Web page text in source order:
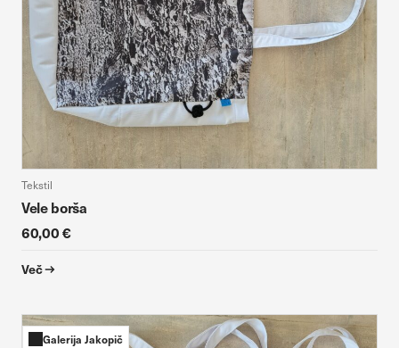
Tekstil
Vele borša
60,00 €
Več
Galerija Jakopič